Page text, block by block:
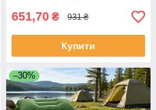
651,70 ₴ 931 ₴
Купити
–30%